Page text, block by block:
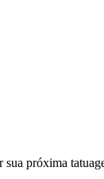
sua próxima